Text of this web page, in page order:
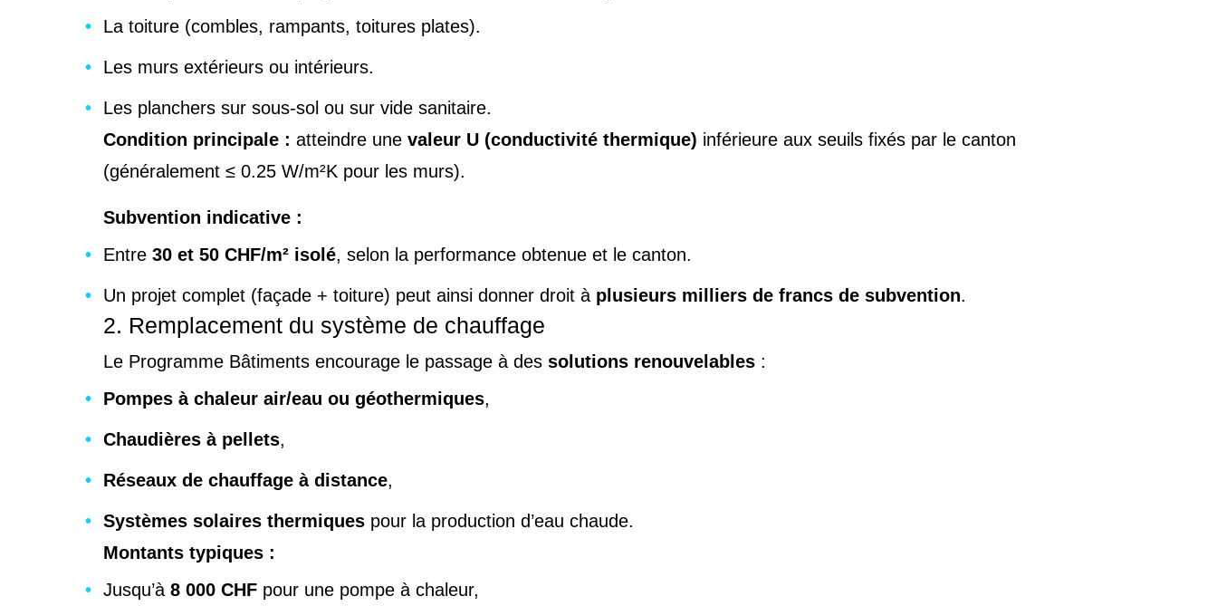
La toiture (combles, rampants, toitures plates).
Les murs extérieurs ou intérieurs.
Les planchers sur sous-sol ou sur vide sanitaire.
Condition principale : atteindre une valeur U (conductivité thermique) inférieure aux seuils fixés par le canton
(généralement ≤ 0.25 W/m²K pour les murs).
Subvention indicative :
Entre 30 et 50 CHF/m² isolé, selon la performance obtenue et le canton.
Un projet complet (façade + toiture) peut ainsi donner droit à plusieurs milliers de francs de subvention.
2. Remplacement du système de chauffage
Le Programme Bâtiments encourage le passage à des solutions renouvelables :
Pompes à chaleur air/eau ou géothermiques,
Chaudières à pellets,
Réseaux de chauffage à distance,
Systèmes solaires thermiques pour la production d’eau chaude.
Montants typiques :
Jusqu’à 8 000 CHF pour une pompe à chaleur,